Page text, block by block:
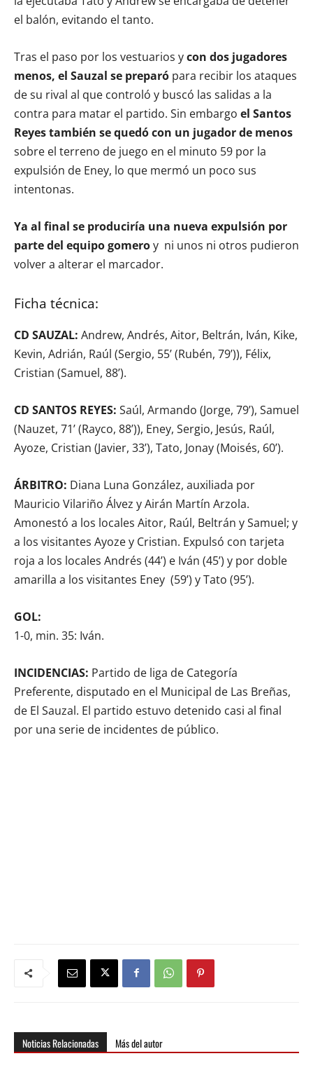
el balón, evitando el tanto.
Tras el paso por los vestuarios ycon dos jugadores
menos, el Sauzal se preparó para recibir los ataques
de su rival al que controló y buscó las salidas a la
contra para matar el partido. Sin embargo el Santos
Reyes también se quedó con un jugador de menos
sobre el terreno de juego en el minuto 59 por la
expulsión de Eney, lo que mermó un poco sus
intentonas.
Ya al final se produciría una nueva expulsión por
parte del equipo gomeroy ni unos ni otros pudieron
volver a alterar el marcador.
Ficha técnica:
CD SAUZAL: Andrew, Andrés, Aitor, Beltrán, Iván, Kike,
Kevin, Adrián, Raúl (Sergio, 55’ (Rubén, 79’)), Félix,
Cristian (Samuel, 88’).
CD SANTOS REYES: Saúl, Armando (Jorge, 79’), Samuel
(Nauzet, 71’ (Rayco, 88’)), Eney, Sergio, Jesús, Raúl,
Ayoze, Cristian (Javier, 33’), Tato, Jonay (Moisés, 60’).
ÁRBITRO: Diana Luna González, auxiliada por
Mauricio Vilariño Álvez y Airán Martín Arzola.
Amonestó a los locales Aitor, Raúl, Beltrán y Samuel; y
a los visitantes Ayoze y Cristian. Expulsó con tarjeta
roja a los locales Andrés (44’) e Iván (45’) y por doble
amarilla a los visitantes Eney (59’) y Tato (95’).
GOL:
1-0, min. 35: Iván.
INCIDENCIAS: Partido de liga de Categoría
Preferente, disputado en el Municipal de Las Breñas,
de El Sauzal. El partido estuvo detenido casi al final
por una serie de incidentes de público.
Noticias Relacionadas Más del autor